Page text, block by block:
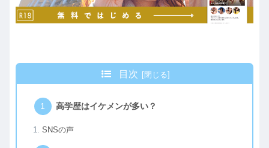
目次
高学歴はイケメンが多い？
SNSの声